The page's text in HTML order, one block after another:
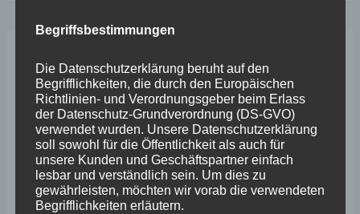
Stephan
zum
“Landesgesetz
zur
Änderung
des
Landesaufnahmegesetzes”
Dez.
14
2023
Begriffsbestimmungen
Die Datenschutzerklärung beruht auf den
Begrifflichkeiten, die durch den Europäischen
Richtlinien- und Verordnungsgeber beim Erlass
der Datenschutz-Grundverordnung (DS-GVO)
verwendet wurden. Unsere Datenschutzerklärung
soll sowohl für die Öffentlichkeit als auch für
unsere Kunden und Geschäftspartner einfach
lesbar und verständlich sein. Um dies zu
gewährleisten, möchten wir vorab die verwendeten
Begrifflichkeiten erläutern.